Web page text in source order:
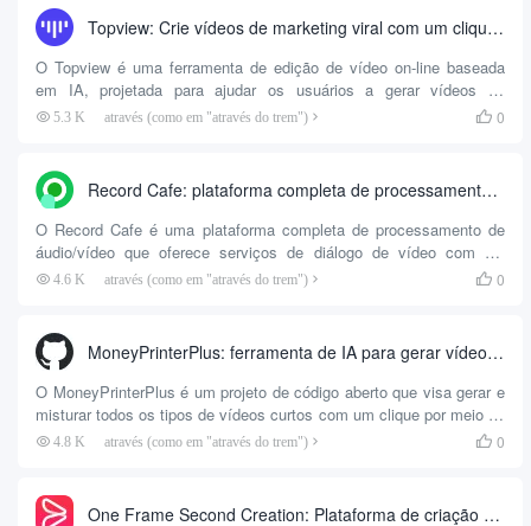
TikTok e outras plataformas, inserindo texto ou selecionando
modelos predefinidos. A ênfase especial é colocada em sua s...
Topview: Crie vídeos de marketing viral com um clique, avatares de IA para mostrar e explicar produtos
O Topview é uma ferramenta de edição de vídeo on-line baseada
em IA, projetada para ajudar os usuários a gerar vídeos de
marketing viral de alta qualidade por meio do upload de materiais e
sucedidos no TikTok e no YouTube para garantir que os vídeos
sejam envolventes...
5.3 K através (como em "através do trem")  0
Record Cafe: plataforma completa de processamento de áudio/vídeo|geração de vídeo|legenda de IA|extração de áudio|fala para texto
O Record Cafe é uma plataforma completa de processamento de
áudio/vídeo que oferece serviços de diálogo de vídeo com IA,
legenda com IA e fala com IA para texto. As funções incluem
é intuitiva e fácil de usar, e também suporta gravação em várias
telas e leitura inteligente em vários idiomas, o que pode ser
amplamente utilizado em educação, jogos, finanças e outros
setores. &n...
4.6 K através (como em "através do trem")  0
MoneyPrinterPlus: ferramenta de IA para gerar vídeos curtos com um clique, mixagem em lote gratuita
O MoneyPrinterPlus é um projeto de código aberto que visa gerar e
misturar todos os tipos de vídeos curtos com um clique por meio da
tecnologia de IA e publicá-los automaticamente em várias
locais e baseados em nuvem, incluindo chatTTS, fasterwhisper,
4.8 K através (como em "através do trem")  0
One Frame Second Creation: Plataforma de criação de vídeo inteligente do AIGC, copywriter para vídeo e homem digital com IA